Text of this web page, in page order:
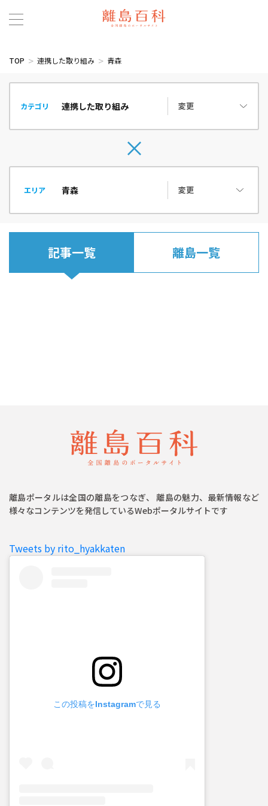
TOP 連携した取り組み 青森
カテゴリ 変更
エリア 変更
記事一覧 離島一覧
離島ポータルは全国の離島をつなぎ、 離島の魅力、最新情報など
様々なコンテンツを発信しているWebポータルサイトです
Tweets by rito_hyakkaten
この投稿をInstagramで見る